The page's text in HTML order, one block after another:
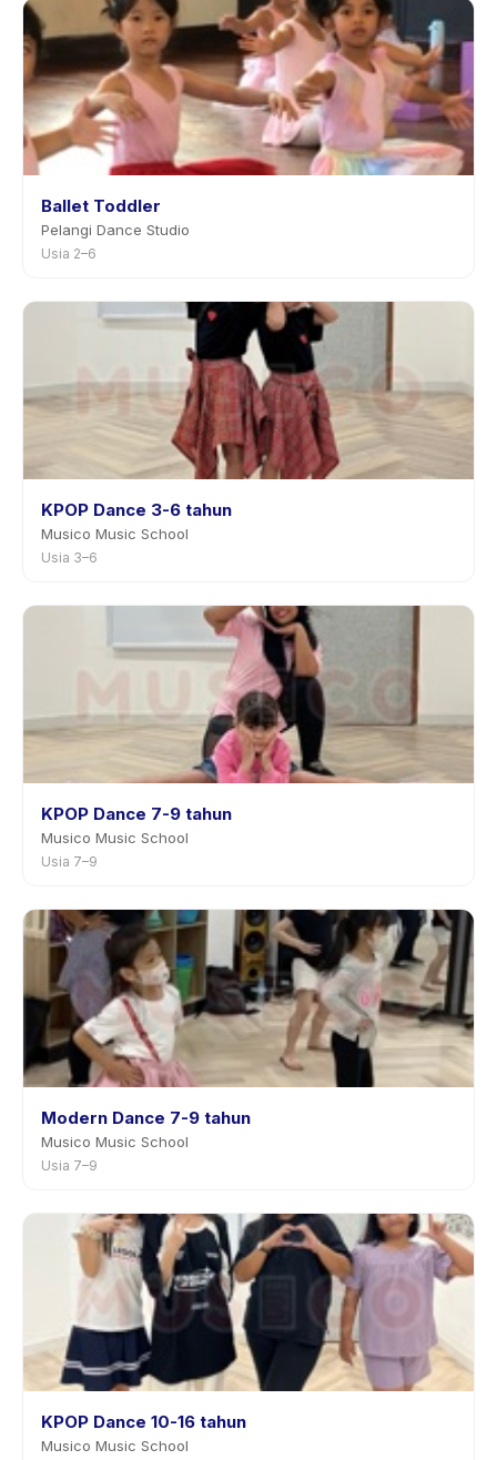
sebelumnya.
Ballet Toddler
Pelangi Dance Studio
Usia 2–6
KPOP Dance 3-6 tahun
Musico Music School
Usia 3–6
KPOP Dance 7-9 tahun
Musico Music School
Usia 7–9
Modern Dance 7-9 tahun
Musico Music School
Usia 7–9
KPOP Dance 10-16 tahun
Musico Music School